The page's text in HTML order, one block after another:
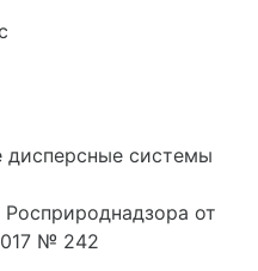
дисперсные системы
Росприроднадзора от
№ 242